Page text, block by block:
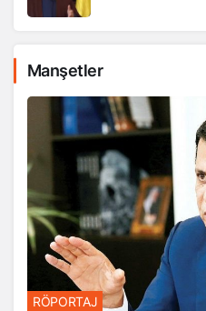
Manşetler
RÖPORTAJ